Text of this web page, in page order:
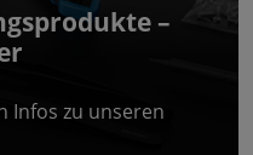
–
Infos zu unseren